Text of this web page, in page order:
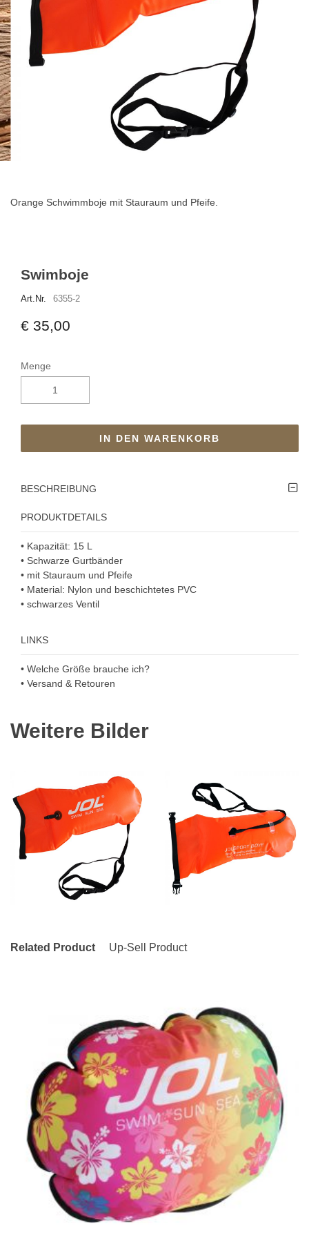
Swimboje
Art.Nr. 6355-2
€ 35,00
Menge
IN DEN WARENKORB
BESCHREIBUNG
PRODUKTDETAILS
• Kapazität: 15 L
• Schwarze Gurtbänder
• mit Stauraum und Pfeife
• Material: Nylon und beschichtetes PVC
• schwarzes Ventil
LINKS
• Welche Größe brauche ich?
• Versand & Retouren
Bildgalerie
Orange Schwimmboje mit Stauraum und Pfeife.
Weitere Bilder
Related Product Up-Sell Product